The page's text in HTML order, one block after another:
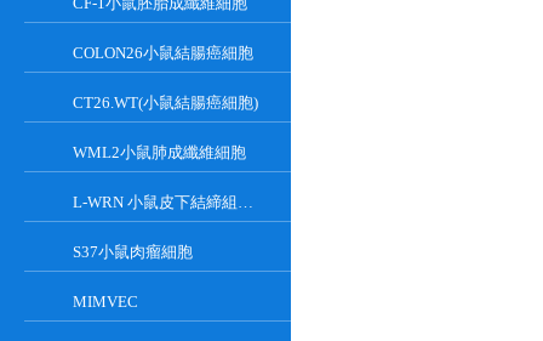
COLON26小鼠結腸癌細胞
CT26.WT(小鼠結腸癌細胞)
WML2小鼠肺成纖維細胞
L-WRN 小鼠皮下結締組織細胞系
S37小鼠肉瘤細胞
MIMVEC